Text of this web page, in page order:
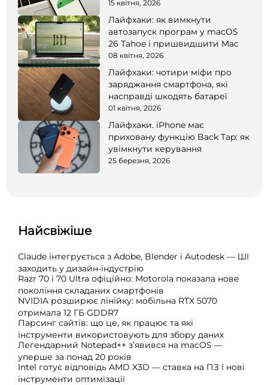
15 квітня, 2026
Лайфхаки: як вимкнути
автозапуск програм у macOS
26 Tahoe і пришвидшити Mac
08 квітня, 2026
Лайфхаки: чотири міфи про
заряджання смартфона, які
насправді шкодять батареї
01 квітня, 2026
Лайфхаки. iPhone має
приховану функцію Back Tap: як
увімкнути керування
25 березня, 2026
Найсвіжіше
Claude інтегрується з Adobe, Blender і Autodesk — ШІ
заходить у дизайн-індустрію
Razr 70 і 70 Ultra офіційно: Motorola показала нове
покоління складаних смартфонів
NVIDIA розширює лінійку: мобільна RTX 5070
отримала 12 ГБ GDDR7
Парсинг сайтів: що це, як працює та які
інструменти використовують для збору даних
Легендарний Notepad++ з’явився на macOS —
уперше за понад 20 років
Intel готує відповідь AMD X3D — ставка на ПЗ і нові
інструменти оптимізації